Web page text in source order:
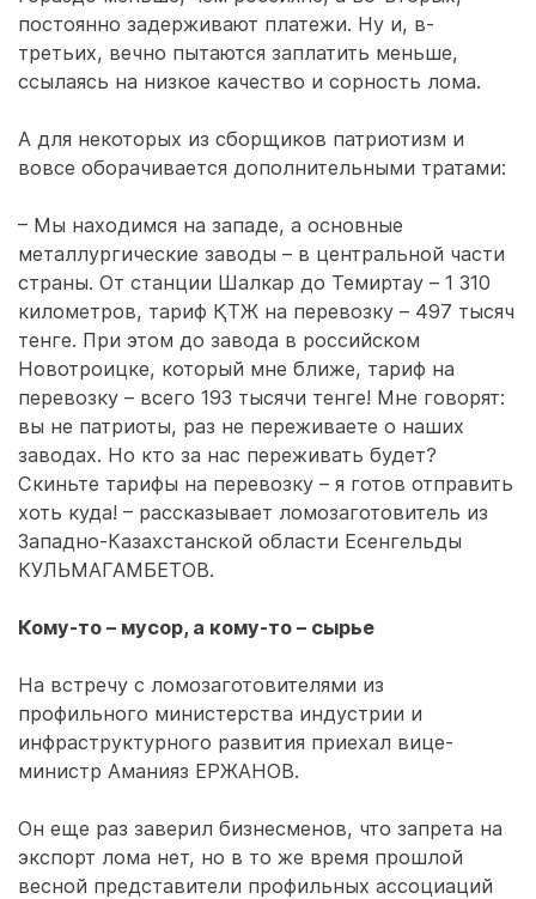
постоянно задерживают платежи. Ну и, в-
третьих, вечно пытаются заплатить меньше,
ссылаясь на низкое качество и сорность лома.
А для некоторых из сборщиков патриотизм и
вовсе оборачивается дополнительными тратами:
– Мы находимся на западе, а основные
металлургические заводы – в центральной части
страны. От станции Шалкар до Темиртау – 1 310
километров, тариф ҚТЖ на перевозку – 497 тысяч
тенге. При этом до завода в российском
Новотроицке, который мне ближе, тариф на
перевозку – всего 193 тысячи тенге! Мне говорят:
вы не патриоты, раз не переживаете о наших
заводах. Но кто за нас переживать будет?
Скиньте тарифы на перевозку – я готов отправить
хоть куда! – рассказывает ломозаготовитель из
Западно-Казахстанской области Есенгельды
КУЛЬМАГАМБЕТОВ.
Кому-то – мусор, а кому-то – сырье
На встречу с ломозаготовителями из
профильного министерства индустрии и
инфраструктурного развития приехал вице-
министр Аманияз ЕРЖАНОВ.
Он еще раз заверил бизнесменов, что запрета на
экспорт лома нет, но в то же время прошлой
весной представители профильных ассоциаций